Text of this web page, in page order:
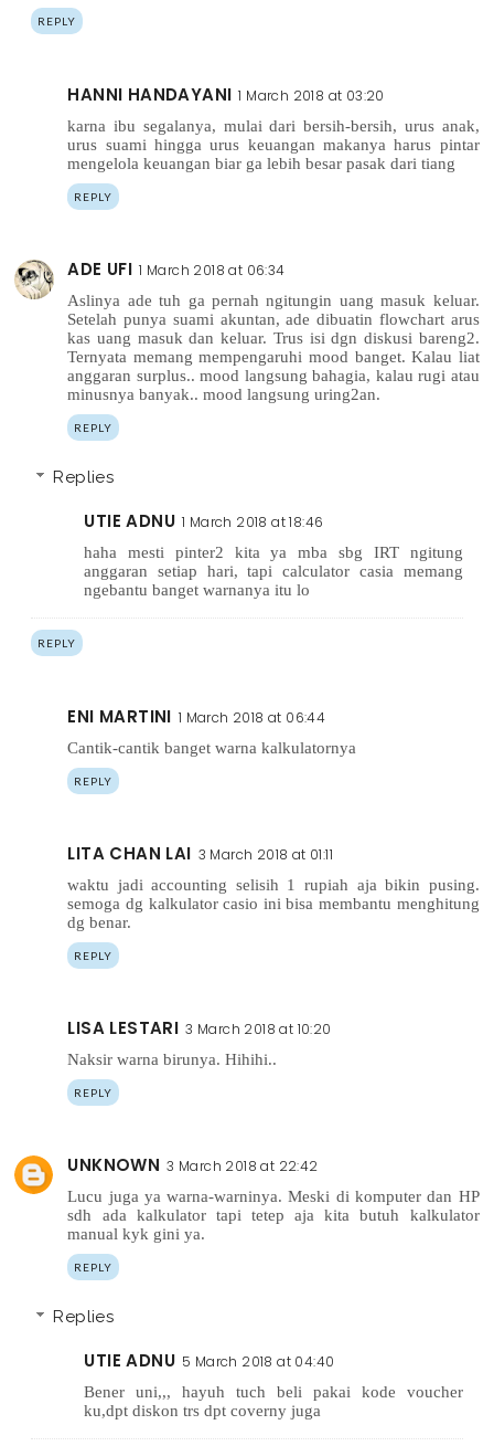
REPLY
HANNI HANDAYANI 1 March 2018 at 03:20
karna ibu segalanya, mulai dari bersih-bersih, urus anak,
urus suami hingga urus keuangan makanya harus pintar
mengelola keuangan biar ga lebih besar pasak dari tiang
REPLY
ADE UFI 1 March 2018 at 06:34
Aslinya ade tuh ga pernah ngitungin uang masuk keluar.
Setelah punya suami akuntan, ade dibuatin flowchart arus
kas uang masuk dan keluar. Trus isi dgn diskusi bareng2.
Ternyata memang mempengaruhi mood banget. Kalau liat
anggaran surplus.. mood langsung bahagia, kalau rugi atau
minusnya banyak.. mood langsung uring2an.
REPLY
Replies
UTIE ADNU 1 March 2018 at 18:46
haha mesti pinter2 kita ya mba sbg IRT ngitung
anggaran setiap hari, tapi calculator casia memang
ngebantu banget warnanya itu lo
REPLY
ENI MARTINI 1 March 2018 at 06:44
Cantik-cantik banget warna kalkulatornya
REPLY
LITA CHAN LAI 3 March 2018 at 01:11
waktu jadi accounting selisih 1 rupiah aja bikin pusing.
semoga dg kalkulator casio ini bisa membantu menghitung
dg benar.
REPLY
LISA LESTARI 3 March 2018 at 10:20
Naksir warna birunya. Hihihi..
REPLY
UNKNOWN 3 March 2018 at 22:42
Lucu juga ya warna-warninya. Meski di komputer dan HP
sdh ada kalkulator tapi tetep aja kita butuh kalkulator
manual kyk gini ya.
REPLY
Replies
UTIE ADNU 5 March 2018 at 04:40
Bener uni,,, hayuh tuch beli pakai kode voucher
ku,dpt diskon trs dpt coverny juga